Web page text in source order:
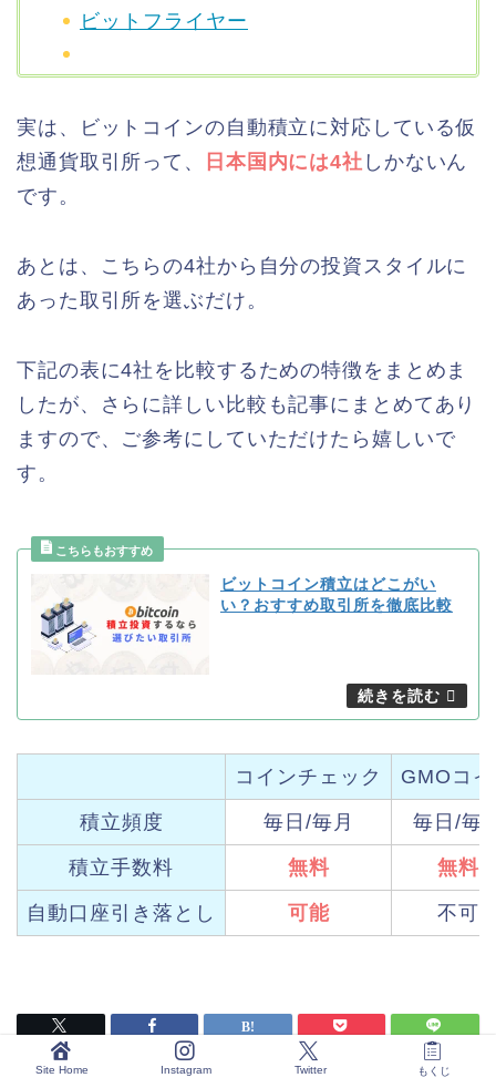
ビットフライヤー
実は、ビットコインの自動積立に対応している仮
想通貨取引所って、
日本国内には4社 しかないん
です。
あとは、こちらの4社から自分の投資スタイルに
あった取引所を選ぶだけ。
下記の表に4社を比較するための特徴をまとめま
したが、さらに詳しい比較も記事にまとめてあり
ますので、ご参考にしていただけたら嬉しいで
す。
ビットコイン積立はどこがい
い？おすすめ取引所を徹底比較
コインチェック GMOコ
積立頻度 毎日/毎月 毎日/毎
積立手数料 無料 無料
自動口座引き落とし 可能 不可
Site Home Instagram Twitter もくじ